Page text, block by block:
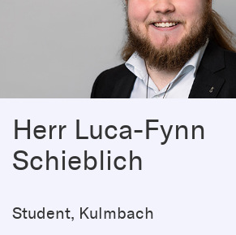
Herr Luca-Fynn
Schieblich
Student, Kulmbach